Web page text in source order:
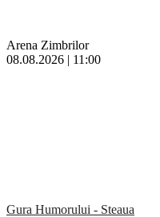
Arena Zimbrilor
08.08.2026 | 11:00
Gura Humorului - Steaua